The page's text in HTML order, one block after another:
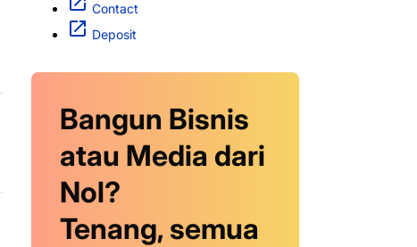
Contact
Deposit
Bangun Bisnis
atau Media dari
Nol?
Tenang, semua